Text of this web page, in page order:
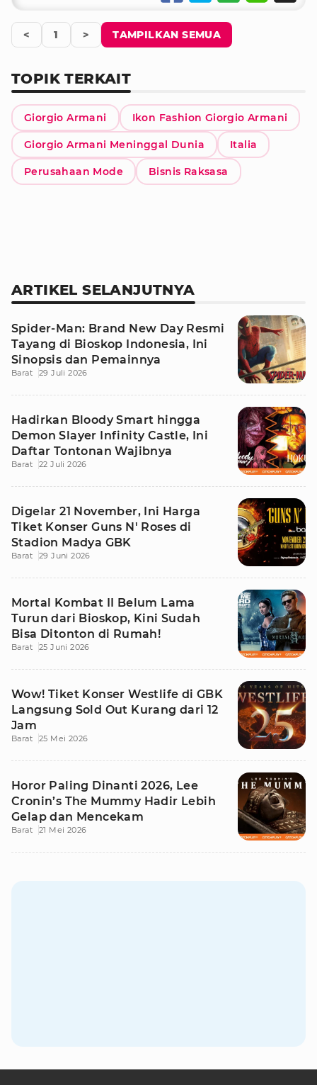
< 1 > TAMPILKAN SEMUA
TOPIK TERKAIT
Giorgio Armani Ikon Fashion Giorgio Armani
Giorgio Armani Meninggal Dunia Italia
Perusahaan Mode Bisnis Raksasa
ARTIKEL SELANJUTNYA
Spider-Man: Brand New Day Resmi
Tayang di Bioskop Indonesia, Ini
Sinopsis dan Pemainnya
Barat 29 Juli 2026
Hadirkan Bloody Smart hingga
Demon Slayer Infinity Castle, Ini
Daftar Tontonan Wajibnya
Barat 22 Juli 2026
Digelar 21 November, Ini Harga
Tiket Konser Guns N' Roses di
Stadion Madya GBK
Barat 29 Juni 2026
Mortal Kombat II Belum Lama
Turun dari Bioskop, Kini Sudah
Bisa Ditonton di Rumah!
Barat 25 Juni 2026
Wow! Tiket Konser Westlife di GBK
Langsung Sold Out Kurang dari 12
Jam
Barat 25 Mei 2026
Horor Paling Dinanti 2026, Lee
Cronin’s The Mummy Hadir Lebih
Gelap dan Mencekam
Barat 21 Mei 2026